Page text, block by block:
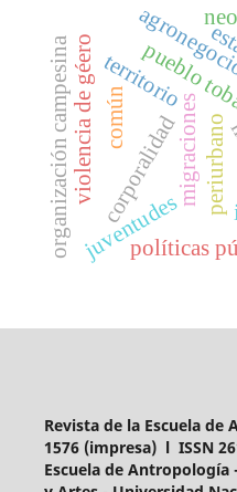
pueblo
corporalidadmigraciones
juventudes
territorio
organización campesina periurbano
violencia de géero
políticas
común
Revista de la Escuela
1576 (impresa) l ISSN
Escuela de Antropología